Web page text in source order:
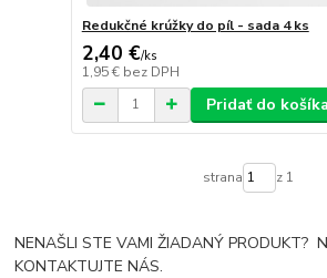
Redukčné krúžky do píl - sada 4 ks
2,40 €/ks
1,95 € bez DPH
Pridať do košíka
strana z 1
NENAŠLI STE VAMI ŽIADANÝ PRODUKT?
KONTAKTUJTE NÁS.